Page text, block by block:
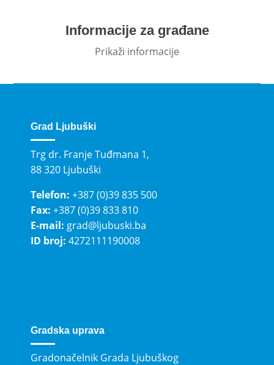
Informacije za građane
Prikaži informacije
Grad Ljubuški
Trg dr. Franje Tuđmana 1,
88 320 Ljubuški
Telefon: +387 (0)39 835 500
Fax: +387 (0)39 833 810
E-mail: grad@ljubuski.ba
ID broj: 4272111190008
Gradska uprava
Gradonačelnik Grada Ljubuškog